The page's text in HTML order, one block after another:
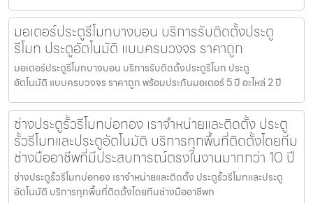
มอเตอร์ประตูรีโมทบางบอน บริการรับติดตั้งประตู
รีโมท ประตูอัตโนมัติ แบบครบวงจร ราคาถูก
มอเตอร์ประตูรีโมทบางบอน บริการรับติดตั้งประตูรีโมท ประตู
อัตโนมัติ แบบครบวงจร ราคาถูก พร้อมประกันมอเตอร์ 5 ปี อะไหล่ 2 ปี
ช่างประตูรั้วรีโมทบ่อทอง เราจำหน่ายและติดตั้ง ประตู
รั้วรีโมทและประตูอัตโนมัติ บริการทุกพื้นที่ติดตั้งโดยทีม
ช่างมืออาชีพที่มีประสบการณ์ตรงในงานมากกว่า 10 ปี
ช่างประตูรั้วรีโมทบ่อทอง เราจำหน่ายและติดตั้ง ประตูรั้วรีโมทและประตู
อัตโนมัติ บริการทุกพื้นที่ติดตั้งโดยทีมช่างมืออาชีพท